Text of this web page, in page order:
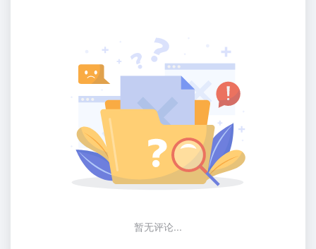
暂无评论...